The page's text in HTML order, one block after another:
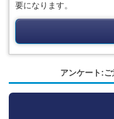
要になります。
アンケート: